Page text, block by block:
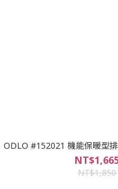
ODLO #152021 機能保暖型
NT$1,850